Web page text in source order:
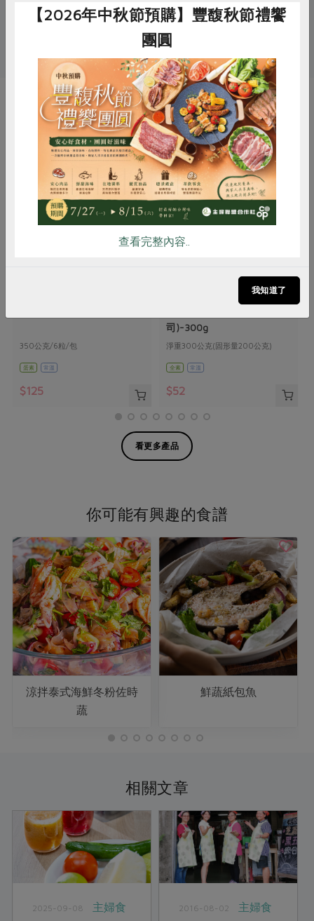
# 即食料理 # 魚鬆 # 肉鬆
# Omega-3
你可能有興趣的產品
350公克/6粒/包
蛋素 常溫
$125
桂圓八寶粥(松葉美食有限公
司)-300g
淨重300公克(固形量200公克)
全素 常溫
$52
看更多產品
你可能有興趣的食譜
涼拌泰式海鮮冬粉佐時
蔬
鮮蔬紙包魚
相關文章
2025-09-08
主婦食
2016-08-02
主婦食
惜食 RPET 食譜 減硝酸鹽
雞蛋 食安 共同購買
【2026年中秋節預購】豐馥秋節禮饗
團圓
查看完整內容..
我知道了